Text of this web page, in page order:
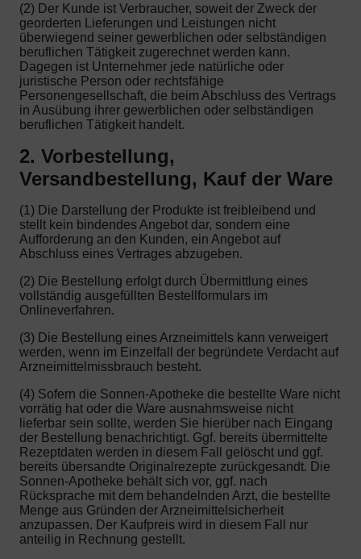
(2) Der Kunde ist Verbraucher, soweit der Zweck der
georderten Lieferungen und Leistungen nicht
überwiegend seiner gewerblichen oder selbständigen
beruflichen Tätigkeit zugerechnet werden kann.
Dagegen ist Unternehmer jede natürliche oder
juristische Person oder rechtsfähige
Personengesellschaft, die beim Abschluss des Vertrags
in Ausübung ihrer gewerblichen oder selbständigen
beruflichen Tätigkeit handelt.
2. Vorbestellung,
Versandbestellung, Kauf der Ware
(1) Die Darstellung der Produkte ist freibleibend und
stellt kein bindendes Angebot dar, sondern eine
Aufforderung an den Kunden, ein Angebot auf
Abschluss eines Vertrages abzugeben.
(2) Die Bestellung erfolgt durch Übermittlung eines
vollständig ausgefüllten Bestellformulars im
Onlineverfahren.
(3) Die Bestellung eines Arzneimittels kann verweigert
werden, wenn im Einzelfall der begründete Verdacht auf
Arzneimittelmissbrauch besteht.
(4) Sofern die Sonnen-Apotheke die bestellte Ware nicht
vorrätig hat oder die Ware ausnahmsweise nicht
lieferbar sein sollte, werden Sie hierüber nach Eingang
der Bestellung benachrichtigt. Ggf. bereits übermittelte
Rezeptdaten werden in diesem Fall gelöscht und ggf.
bereits übersandte Originalrezepte zurückgesandt. Die
Sonnen-Apotheke behält sich vor, ggf. nach
Rücksprache mit dem behandelnden Arzt, die bestellte
Menge aus Gründen der Arzneimittelsicherheit
anzupassen. Der Kaufpreis wird in diesem Fall nur
anteilig in Rechnung gestellt.